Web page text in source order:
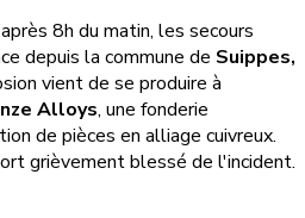
8h du matin, les secours
depuis la commune de Suippes,
vient de se produire à
Alloys, une fonderie
de pièces en alliage cuivreux.
grièvement blessé de l'incident.